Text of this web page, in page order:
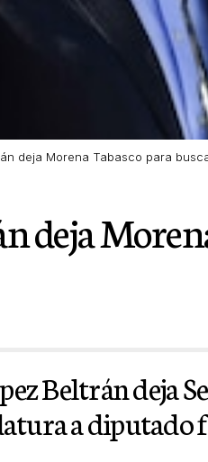
deja Morena Tabasco para
deja
Beltrán deja
a diputado